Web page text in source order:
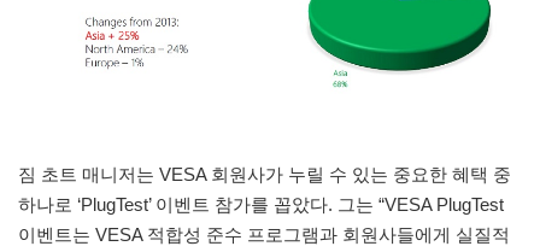
짐 초트 매니저는 VESA 회원사가 누릴 수 있는 중요한 혜택 중
하나로 ‘PlugTest’ 이벤트 참가를 꼽았다. 그는 “VESA PlugTest
이벤트는 VESA 적합성 준수 프로그램과 회원사들에게 실질적